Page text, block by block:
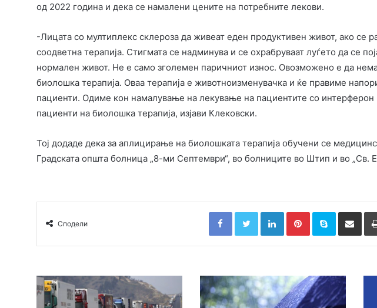
од 2022 година и дека се намалени цените на потребните лекови.
-Лицата со мултиплекс склероза да живеат еден продуктивен живот, ако се
соодветна терапија. Стигмата се надминува и се охрабруваат луѓето да се
нормален живот. Не е само зголемен паричниот износ. Oвозможено е да
биолошка терапија. Оваа терапија е животноизменувачка и ќе правиме
пациенти. Одиме кон намалување на лекување на пациентите со
пациенти на биолошка терапија, изјави Клековски.
Тој додаде дека за аплицирање на биолошката терапија обучени се
Градската општа болница „8-ми Септември“, во болниците во Штип и во „Св.
Сподели
FacebookTwitterLinkedInPinterestSkype Сподели преку